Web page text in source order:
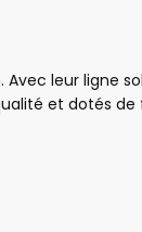
leur ligne
et dotés de
élégants et